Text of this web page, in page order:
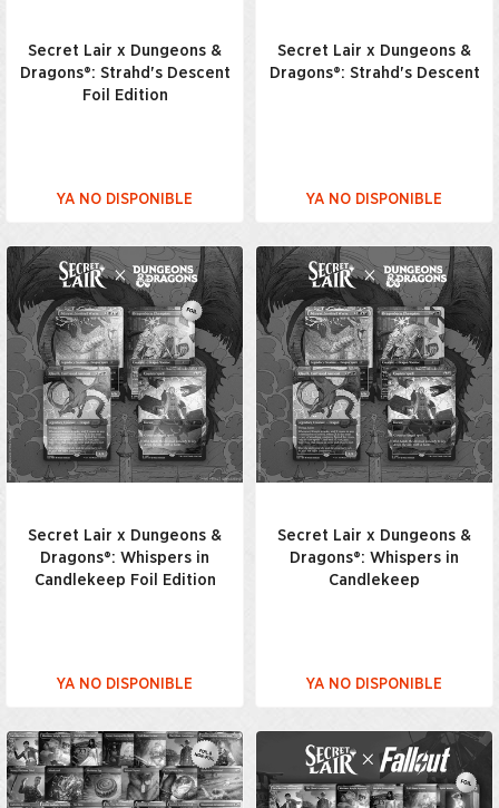
Secret Lair x Dungeons &
Dragons®: Strahd's Descent
Foil Edition
YA NO DISPONIBLE
Secret Lair x Dungeons &
Dragons®: Strahd's Descent
YA NO DISPONIBLE
Secret Lair x Dungeons &
Dragons®: Whispers in
Candlekeep Foil Edition
YA NO DISPONIBLE
Secret Lair x Dungeons &
Dragons®: Whispers in
Candlekeep
YA NO DISPONIBLE